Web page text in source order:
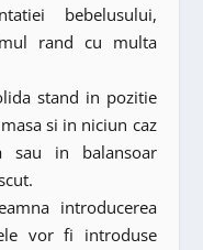
bebelusului,
rand cu multa
stand in pozitie
si in niciun caz
sau in balansoar
introducerea
vor fi introduse